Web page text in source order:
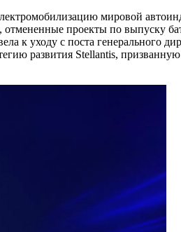
мировой
проекты по выпуску
к уходу с поста генерального
развития Stellantis,